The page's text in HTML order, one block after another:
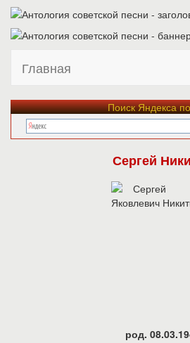
Главная
Поиск Яндекса
Сергей
род.